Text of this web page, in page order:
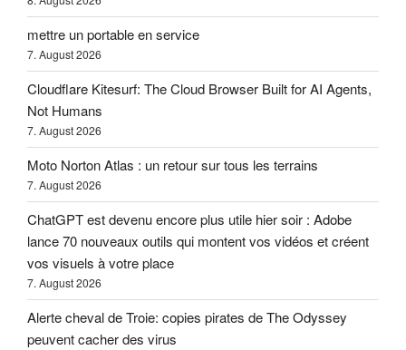
mettre un portable en service
7. August 2026
Cloudflare Kitesurf: The Cloud Browser Built for AI Agents,
Not Humans
7. August 2026
Moto Norton Atlas : un retour sur tous les terrains
7. August 2026
ChatGPT est devenu encore plus utile hier soir : Adobe
lance 70 nouveaux outils qui montent vos vidéos et créent
vos visuels à votre place
7. August 2026
Alerte cheval de Troie: copies pirates de The Odyssey
peuvent cacher des virus